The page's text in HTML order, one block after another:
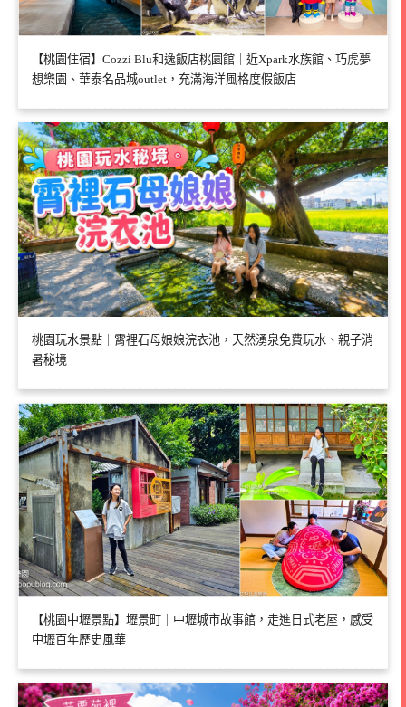
【桃園住宿】Cozzi Blu和逸飯店桃園館｜近Xpark水族館、巧虎夢
想樂園、華泰名品城outlet，充滿海洋風格度假飯店
桃園玩水景點｜霄裡石母娘娘浣衣池，天然湧泉免費玩水、親子消
暑秘境
【桃園中壢景點】壢景町｜中壢城市故事館，走進日式老屋，感受
中壢百年歷史風華